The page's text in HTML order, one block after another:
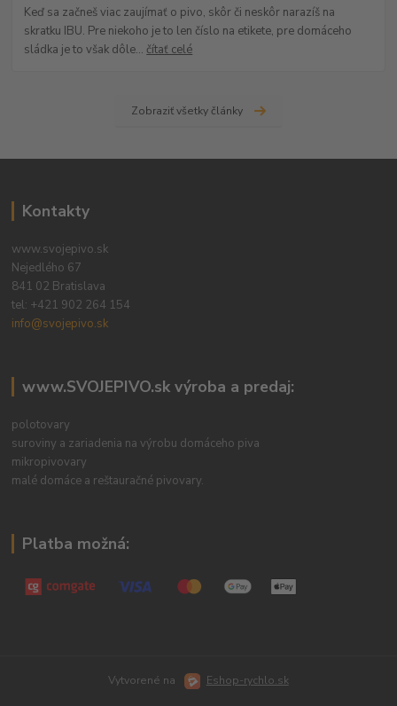
Keď sa začneš viac zaujímať o pivo, skôr či neskôr narazíš na
skratku IBU. Pre niekoho je to len číslo na etikete, pre domáceho
sládka je to však dôle... čítať celé
Zobraziť všetky články
Kontakty
www.svojepivo.sk
Nejedlého 67
841 02 Bratislava
tel: +421 902 264 154
info@svojepivo.sk
www.SVOJEPIVO.sk výroba a predaj:
polotovary
suroviny a zariadenia na výrobu domáceho piva
mikropivovary
malé domáce a reštauračné pivovary.
Platba možná:
Vytvorené na Eshop-rychlo.sk